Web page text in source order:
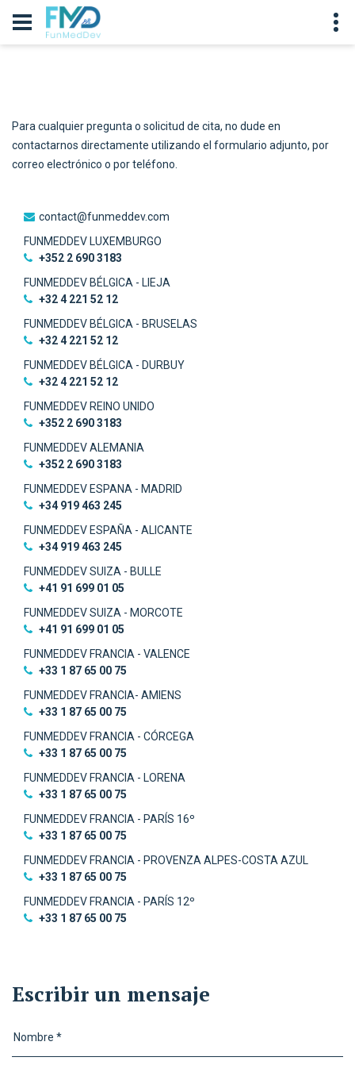
Para cualquier pregunta o solicitud de cita, no dude en
contactarnos directamente utilizando el formulario adjunto, por
correo electrónico o por teléfono.
contact@funmeddev.com
FUNMEDDEV LUXEMBURGO
‭+352 2 690 3183‬
FUNMEDDEV BÉLGICA - LIEJA
+32 4 221 52 12
FUNMEDDEV BÉLGICA - BRUSELAS
+32 4 221 52 12
FUNMEDDEV BÉLGICA - DURBUY
+32 4 221 52 12
FUNMEDDEV REINO UNIDO
+352 2 690 3183
FUNMEDDEV ALEMANIA
+352 2 690 3183
FUNMEDDEV ESPANA - MADRID
+34 919 463 245
FUNMEDDEV ESPAÑA - ALICANTE
+34 919 463 245
FUNMEDDEV SUIZA - BULLE
+41 91 699 01 05
FUNMEDDEV SUIZA - MORCOTE
+41 91 699 01 05
FUNMEDDEV FRANCIA - VALENCE
+33 1 87 65 00 75
FUNMEDDEV FRANCIA- AMIENS
+33 1 87 65 00 75
FUNMEDDEV FRANCIA - CÓRCEGA
+33 1 87 65 00 75
FUNMEDDEV FRANCIA - LORENA
+33 1 87 65 00 75
FUNMEDDEV FRANCIA - PARÍS 16º
‭+33 1 87 65 00 75‬
FUNMEDDEV FRANCIA - PROVENZA ALPES-COSTA AZUL
‭+33 1 87 65 00 75‬
FUNMEDDEV FRANCIA - PARÍS 12º
‭+33 1 87 65 00 75‬
Escribir un mensaje
Nombre *